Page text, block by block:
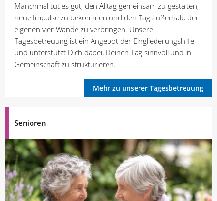
Manchmal tut es gut, den Alltag gemeinsam zu gestalten,
neue Impulse zu bekommen und den Tag außerhalb der
eigenen vier Wände zu verbringen. Unsere
Tagesbetreuung ist ein Angebot der Eingliederungshilfe
und unterstützt Dich dabei, Deinen Tag sinnvoll und in
Gemeinschaft zu strukturieren.
Mehr zu unserer Tagesbetreuung
Senioren